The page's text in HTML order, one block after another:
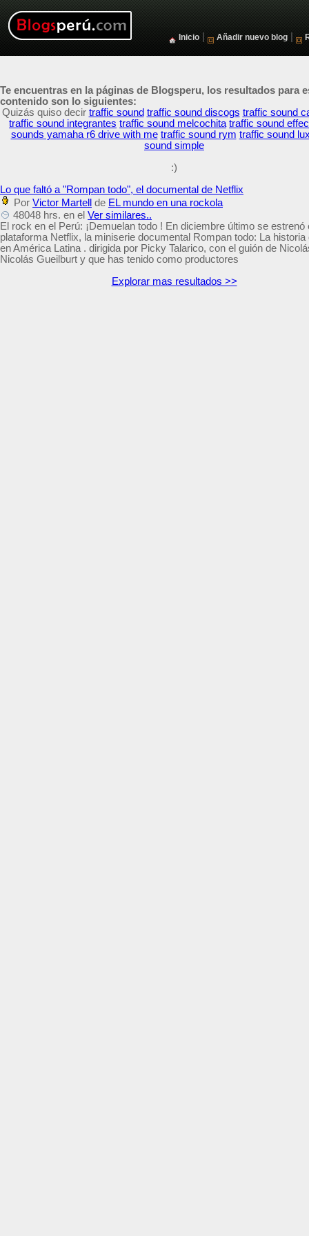
Inicio Añadir nuevo blog
Te encuentras en la páginas de Blogsperu, los resultados para
contenido son lo siguientes:
Quizás quiso decir traffic sound traffic sound discogs traffic sound
traffic sound integrantes traffic sound melcochita traffic sound
sounds yamaha r6 drive with me traffic sound rym traffic sound
sound simple
:)
Lo que faltó a "Rompan todo", el documental de Netflix
Por Victor Martell de EL mundo en una rockola
48048 hrs. en el Ver similares..
El rock en el Perú: ¡Demuelan todo ! En diciembre último se estrenó
plataforma Netflix, la miniserie documental Rompan todo: La historia
en América Latina . dirigida por Picky Talarico, con el guión de
Nicolás Gueilburt y que has tenido como productores
Explorar mas resultados >>